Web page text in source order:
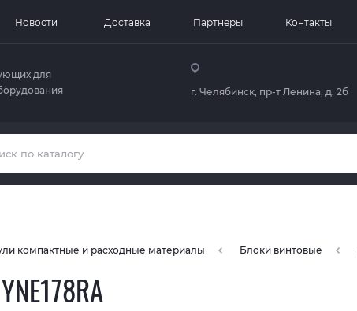
Новости Доставка Партнеры Контакты
для
г. Челябинск, пр-т Ленина, д. 2б
компактные и расходные материалы Блоки винтовые